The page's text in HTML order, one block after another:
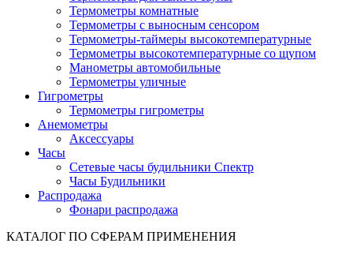
Термометры комнатные
Термометры с выносным сенсором
Термометры-таймеры высокотемпературные
Термометры высокотемпературные со щупом
Манометры автомобильные
Термометры уличные
Гигрометры
Термометры гигрометры
Анемометры
Аксессуары
Часы
Сетевые часы будильники Спектр
Часы Будильники
Распродажа
Фонари распродажа
КАТАЛОГ ПО СФЕРАМ ПРИМЕНЕНИЯ